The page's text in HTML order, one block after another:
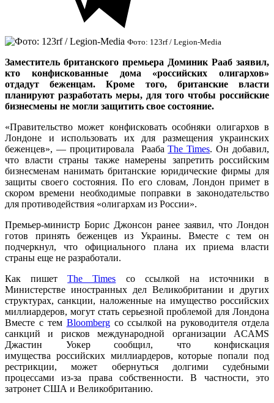
Фото: 123rf / Legion-Media
Заместитель британского премьера Доминик Рааб заявил,
кто конфискованные дома «российских олигархов»
отдадут беженцам. Кроме того, британские власти
планируют разработать меры, для того чтобы российские
бизнесмены не могли защитить свое состояние.
«Правительство может конфисковать особняки олигархов в
Лондоне и использовать их для размещения украинских
беженцев», — процитировала РаабаThe Times. Он добавил,
что власти страны также намерены запретить российским
бизнесменам нанимать британские юридические фирмы для
защиты своего состояния. По его словам, Лондон примет в
скором времени необходимые поправки в законодательство
для противодействия «олигархам из России».
Премьер-министр Борис Джонсон ранее заявил, что Лондон
готов принять беженцев из Украины. Вместе с тем он
подчеркнул, что официального плана их приема власти
страны еще не разработали.
Как пишетThe Times со ссылкой на источники в
Министерстве иностранных дел Великобритании и других
структурах, санкции, наложенные на имущество российских
миллиардеров, могут стать серьезной проблемой для Лондона
Вместе с тем Bloombergсо ссылкой на руководителя отдела
санкций и рисков международной организации ACAMS
Джастин Уокер сообщил, что конфискация
имущества российских миллиардеров, которые попали под
рестрикции, может обернуться долгими судебными
процессами из-за права собственности. В частности, это
затронет США и Великобританию.